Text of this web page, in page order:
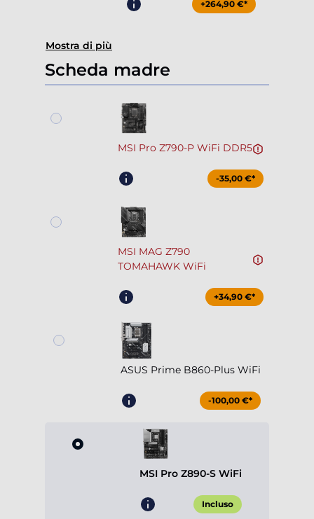
+264,90 €*
Mostra di più
Scheda madre
MSI Pro Z790-P WiFi DDR5
-35,00 €*
MSI MAG Z790
TOMAHAWK WiFi
+34,90 €*
ASUS Prime B860-Plus WiFi
-100,00 €*
MSI Pro Z890-S WiFi
Incluso